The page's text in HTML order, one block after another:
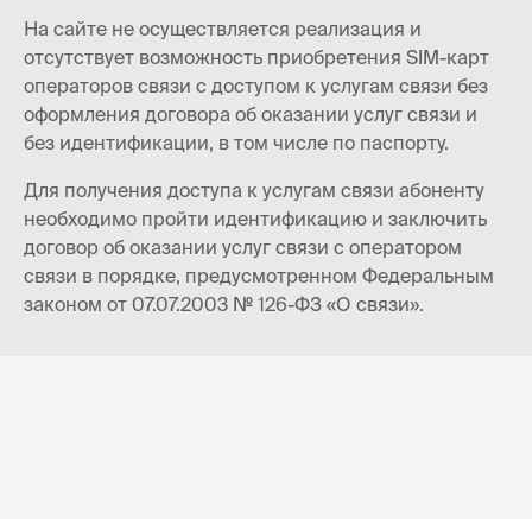
На сайте не осуществляется реализация и
отсутствует возможность приобретения SIM-карт
операторов связи с доступом к услугам связи без
оформления договора об оказании услуг связи и
без идентификации, в том числе по паспорту.
Для получения доступа к услугам связи абоненту
необходимо пройти идентификацию и заключить
договор об оказании услуг связи с оператором
связи в порядке, предусмотренном Федеральным
законом от 07.07.2003 № 126-ФЗ «О связи».